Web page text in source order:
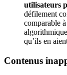
utilisateurs
défilement
comparable
qu’ils en
Contenus